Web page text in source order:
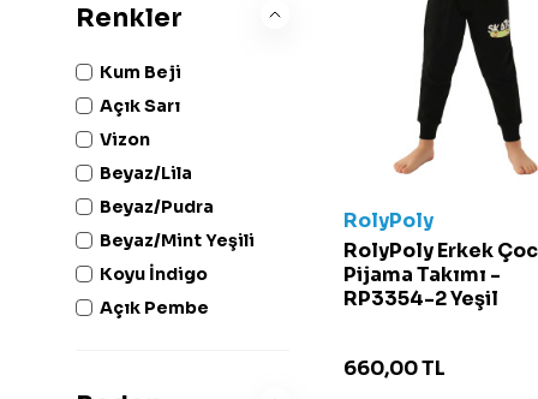
Renkler
Kum Beji
Açık Sarı
Vizon
Beyaz/Lila
Beyaz/Pudra
Beyaz/Mint Yeşili
Koyu İndigo
Açık Pembe
RolyPoly
RolyPoly Erkek
Pijama Takımı -
RP3354-2 Yeşil
660,00TL